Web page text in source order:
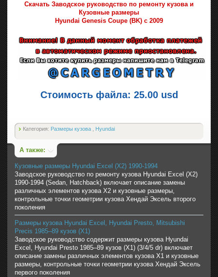
Скачать Заводское руководство по ремонту кузова и
Кузовные размеры
Hyundai Genesis Coupe (BK) с 2009
Стоимость файла: 25.00 usd
Категория: Размеры кузова Hyundai
А также:
Кузовные размеры Hyundai Excel (X2) 1990-1994
Заводское руководство по ремонту кузова Hyundai Excel (X2)
1990-1994 (Sedan, Hatchback) включает описание замены
различных элементов кузова X2 и кузовные размеры,
контрольные точки геометрии кузова Хендай Эксель второго
поколения
Размеры кузова Hyundai Excel, Hyundai Presto, Mitsubishi
Precis 1985–89 кузов (X1)
Заводское руководство содержит размеры кузова Hyundai
Excel, Hyundai Presto 1985–89 кузов (X1) (3/4/5 dr) включает
описание замены различных элементов кузова X1 и кузовные
размеры, контрольные точки геометрии кузова Хендай Эксель
первого поколения